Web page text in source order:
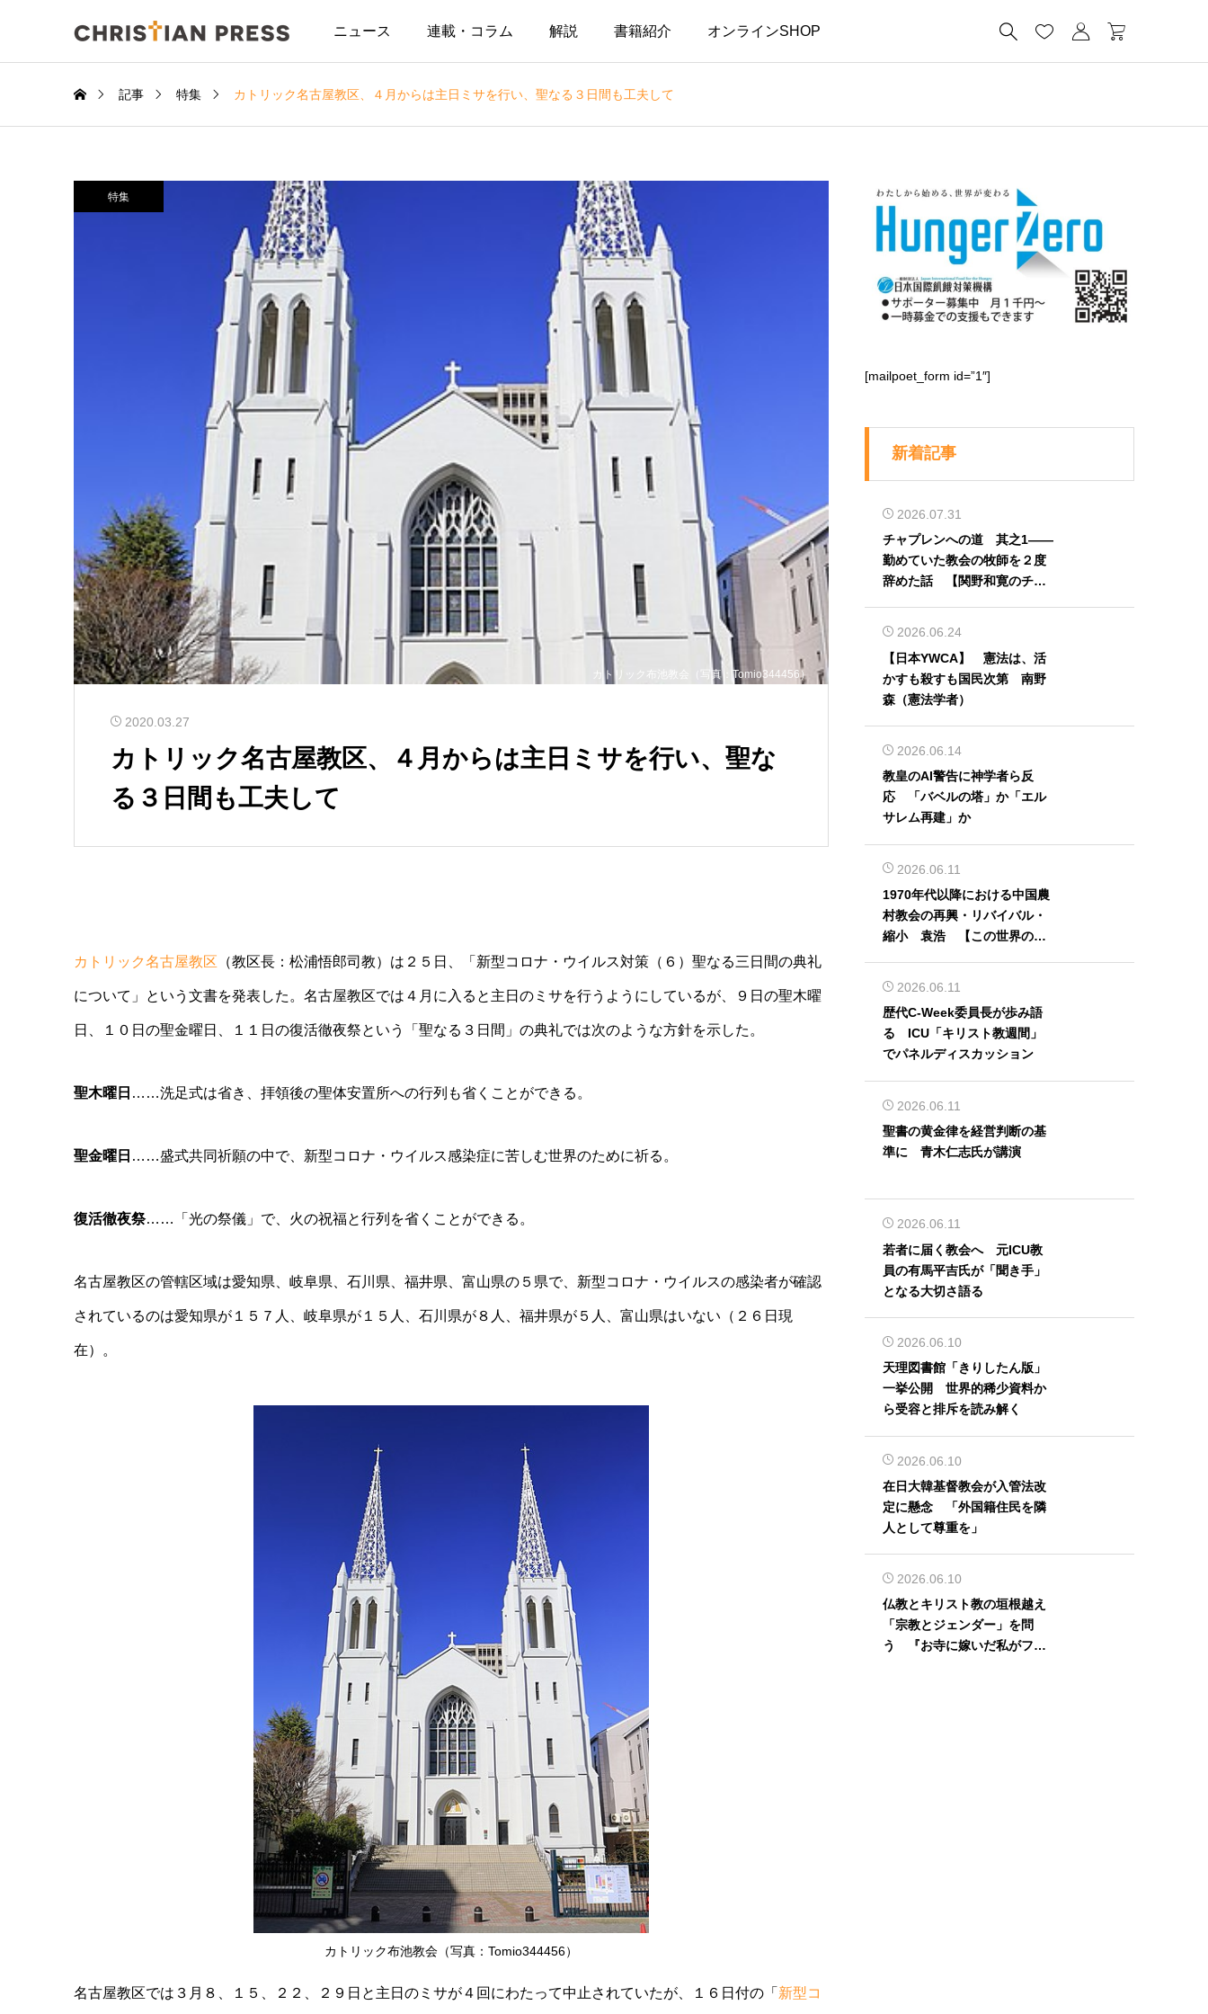
ニュース 連載・コラム 解説 書籍紹介 オンラインSHOP    
記事 特集 カトリック名古屋教区、４月からは主日ミサを行い、聖なる３日間も工夫して
カトリック布池教会（写真：Tomio344456）
特集
2020.03.27
カトリック名古屋教区、４月からは主日ミサを行い、聖な
る３日間も工夫して
カトリック名古屋教区 （教区長：松浦悟郎司教）は２５日、「新型コロナ・ウイルス対策（６）聖なる三日間の典礼
について」という文書を発表した。名古屋教区では４月に入ると主日のミサを行うようにしているが、９日の聖木曜
日、１０日の聖金曜日、１１日の復活徹夜祭という「聖なる３日間」の典礼では次のような方針を示した。
聖木曜日 ……洗足式は省き、拝領後の聖体安置所への行列も省くことができる。
聖金曜日 ……盛式共同祈願の中で、新型コロナ・ウイルス感染症に苦しむ世界のために祈る。
復活徹夜祭……「光の祭儀」で、火の祝福と行列を省くことができる。
名古屋教区の管轄区域は愛知県、岐阜県、石川県、福井県、富山県の５県で、新型コロナ・ウイルスの感染者が確認
されているのは愛知県が１５７人、岐阜県が１５人、石川県が８人、福井県が５人、富山県はいない（２６日現
在）。
カトリック布池教会（写真：Tomio344456）
名古屋教区では３月８、１５、２２、２９日と主日のミサが４回にわたって中止されていたが、１６日付の「 新型コ
[mailpoet_form id=”1″]
新着記事
2026.07.31
チャプレンへの道 其之1――
勤めていた教会の牧師を２度
辞めた話 【関野和寛のチャ
2026.06.24
【日本YWCA】 憲法は、活
かすも殺すも国民次第 南野
森（憲法学者）
2026.06.14
教皇のAI警告に神学者ら反
応 「バベルの塔」か「エル
サレム再建」か
2026.06.11
1970年代以降における中国農
村教会の再興・リバイバル・
縮小 袁浩 【この世界の片
2026.06.11
歴代C-Week委員長が歩み語
る ICU「キリスト教週間」
でパネルディスカッション
2026.06.11
聖書の黄金律を経営判断の基
準に 青木仁志氏が講演
2026.06.11
若者に届く教会へ 元ICU教
員の有馬平吉氏が「聞き手」
となる大切さ語る
2026.06.10
天理図書館「きりしたん版」
一挙公開 世界的稀少資料か
ら受容と排斥を読み解く
2026.06.10
在日大韓基督教会が入管法改
定に懸念 「外国籍住民を隣
人として尊重を」
2026.06.10
仏教とキリスト教の垣根越え
「宗教とジェンダー」を問
う 『お寺に嫁いだ私がフェ